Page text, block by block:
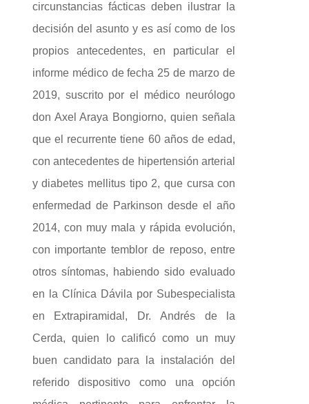
circunstancias fácticas deben ilustrar la
decisión del asunto y es así como de los
propios antecedentes, en particular el
informe médico de fecha 25 de marzo de
2019, suscrito por el médico neurólogo
don Axel Araya Bongiorno, quien señala
que el recurrente tiene 60 años de edad,
con antecedentes de hipertensión arterial
y diabetes mellitus tipo 2, que cursa con
enfermedad de Parkinson desde el año
2014, con muy mala y rápida evolución,
con importante temblor de reposo, entre
otros síntomas, habiendo sido evaluado
en la Clínica Dávila por Subespecialista
en Extrapiramidal, Dr. Andrés de la
Cerda, quien lo calificó como un muy
buen candidato para la instalación del
referido dispositivo como una opción